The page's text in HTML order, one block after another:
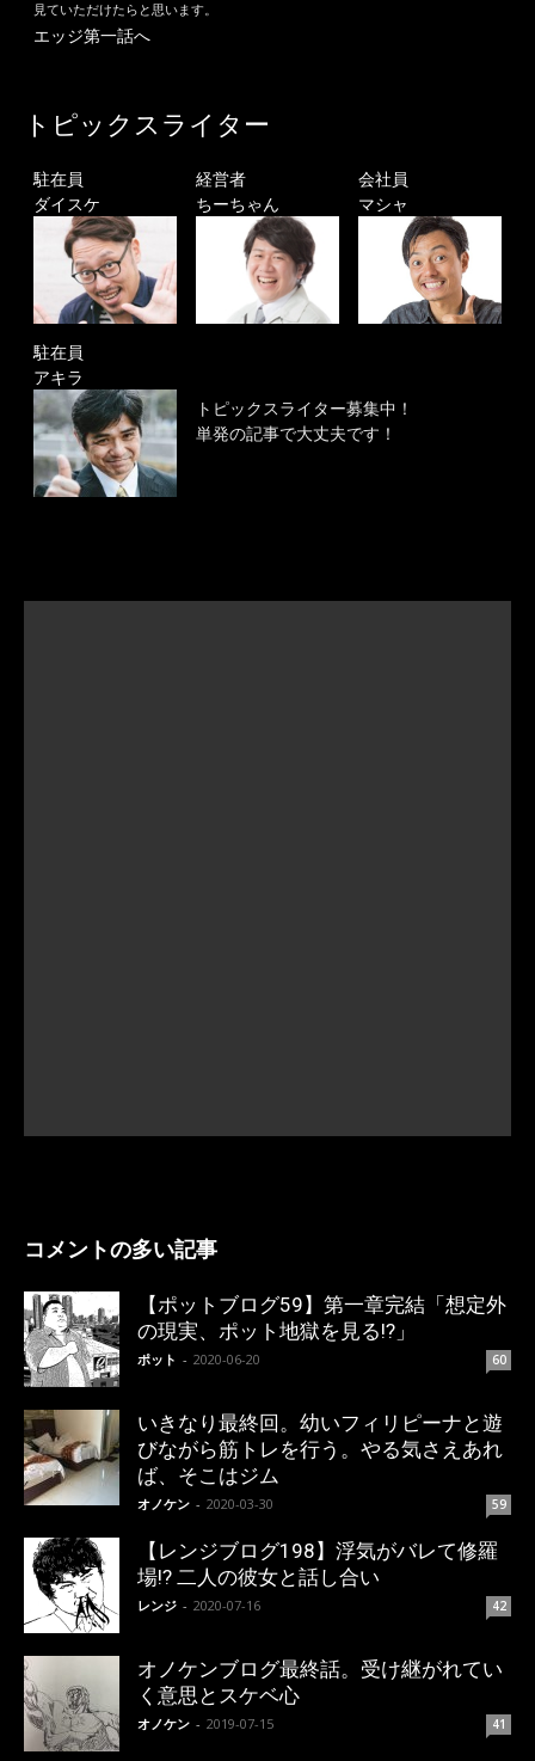
見ていただけたらと思います。
エッジ第一話へ
トピックスライター
駐在員
ダイスケ
経営者
ちーちゃん
会社員
マシャ
駐在員
アキラ
トピックスライター募集中！
単発の記事で大丈夫です！
コメントの多い記事
【ポットブログ59】第一章完結「想定外
の現実、ポット地獄を見る!?」
ポット - 2020-06-20 60
いきなり最終回。幼いフィリピーナと遊
びながら筋トレを行う。やる気さえあれ
ば、そこはジム
オノケン - 2020-03-30 59
【レンジブログ198】浮気がバレて修羅
場!? 二人の彼女と話し合い
レンジ - 2020-07-16 42
オノケンブログ最終話。受け継がれてい
く意思とスケベ心
オノケン - 2019-07-15 41